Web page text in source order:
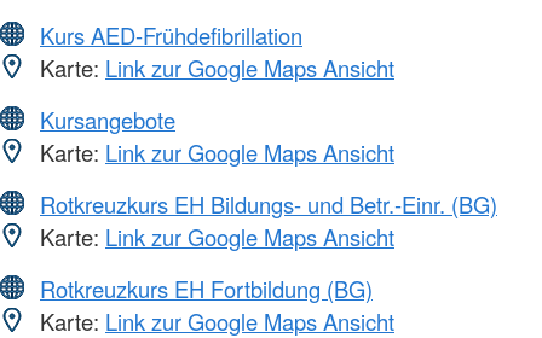
Kurs AED-Frühdefibrillation
Karte: Link zur Google Maps Ansicht
Kursangebote
Karte: Link zur Google Maps Ansicht
Rotkreuzkurs EH Bildungs- und Betr.-Einr. (BG)
Karte: Link zur Google Maps Ansicht
Rotkreuzkurs EH Fortbildung (BG)
Karte: Link zur Google Maps Ansicht